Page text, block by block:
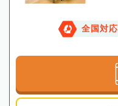
全国対応